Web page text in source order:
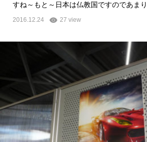
すね～もと～日本は仏教国ですのであま
2016.12.24 27 view